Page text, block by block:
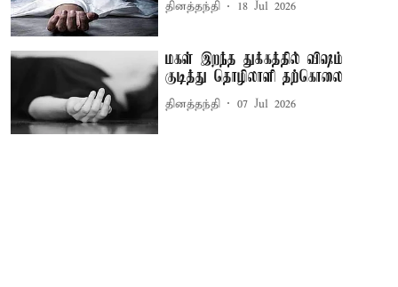
தினத்தந்தி 18 Jul 2026
மகள் இறந்த துக்கத்தில் விஷம்
குடித்து தொழிலாளி தற்கொலை
தினத்தந்தி 07 Jul 2026